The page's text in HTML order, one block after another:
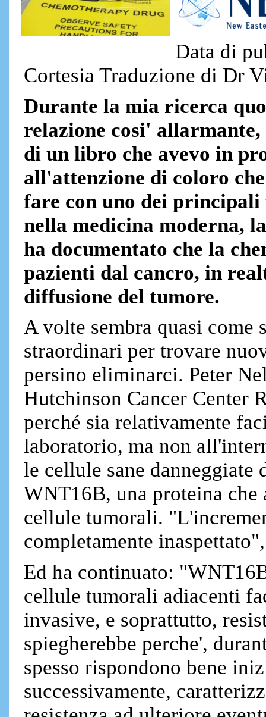
Data di
Cortesia Traduzione di Dr
Durante la mia ricerca
relazione cosi' allarmante,
di un libro che avevo in
all'attenzione di coloro
fare con uno dei
nella medicina moderna,
ha documentato che la
pazienti dal cancro, in
diffusione del tumore.
A volte sembra quasi
straordinari per trovare
persino eliminarci. Peter
Hutchinson Cancer Center
perché sia relativamente
laboratorio, ma non
le cellule sane danneggiate
WNT16B, una proteina
cellule tumorali.
completamente
Ed ha continuato:
cellule tumorali adiacenti
invasive, e soprattutto,
spiegherebbe perche',
spesso rispondono bene
successivamente,